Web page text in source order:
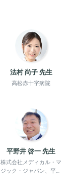
法村 尚子 先生
高松赤十字病院
平野井 啓一 先生
株式会社メディカル・マ
ジック・ジャパン、平野